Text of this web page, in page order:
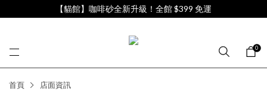
【貓館】咖啡砂全新升級！全館 $399 免運
0
首頁 店面資訊